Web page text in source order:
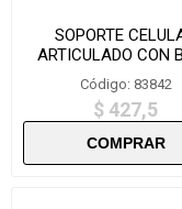
SOPORTE
ARTICULADO CON
MESA -ZMD13
Código: 83842
$ 427,5